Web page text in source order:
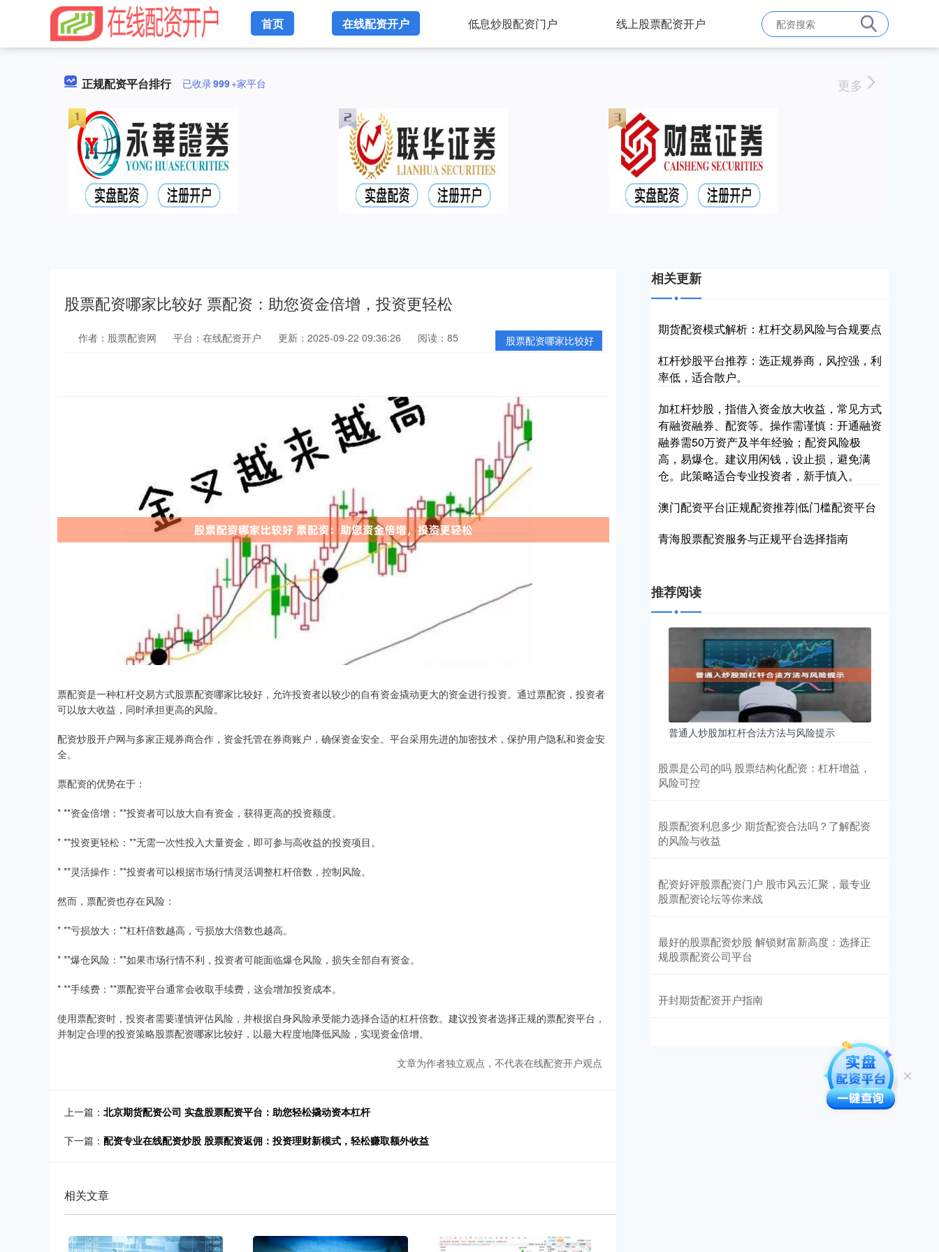
首页 在线配资开户 低息炒股配资门户 线上股票配资开户
正规配资平台排行 已收录999+家平台 更多
股票配资哪家比较好 票配资：助您资金倍增，投资更轻松
股票配资哪家比较好
作者：股票配资网 平台：在线配资开户 更新：2025-09-22 09:36:26 阅读：85
票配资是一种杠杆交易方式股票配资哪家比较好，允许投资者以较少的自有资金撬动更大的资金进行投资。通过票配资，投资者
可以放大收益，同时承担更高的风险。
配资炒股开户网与多家正规券商合作，资金托管在券商账户，确保资金安全。平台采用先进的加密技术，保护用户隐私和资金安
全。
票配资的优势在于：
* **资金倍增：**投资者可以放大自有资金，获得更高的投资额度。
* **投资更轻松：**无需一次性投入大量资金，即可参与高收益的投资项目。
* **灵活操作：**投资者可以根据市场行情灵活调整杠杆倍数，控制风险。
然而，票配资也存在风险：
* **亏损放大：**杠杆倍数越高，亏损放大倍数也越高。
* **爆仓风险：**如果市场行情不利，投资者可能面临爆仓风险，损失全部自有资金。
* **手续费：**票配资平台通常会收取手续费，这会增加投资成本。
使用票配资时，投资者需要谨慎评估风险，并根据自身风险承受能力选择合适的杠杆倍数。建议投资者选择正规的票配资平台，
并制定合理的投资策略股票配资哪家比较好，以最大程度地降低风险，实现资金倍增。
文章为作者独立观点，不代表在线配资开户观点
上一篇： 北京期货配资公司 实盘股票配资平台：助您轻松撬动资本杠杆
下一篇： 配资专业在线配资炒股 股票配资返佣：投资理财新模式，轻松赚取额外收益
相关文章
相关更新
期货配资模式解析：杠杆交易风险与合规要点
杠杆炒股平台推荐：选正规券商，风控强，利
率低，适合散户。
加杠杆炒股，指借入资金放大收益，常见方式
有融资融券、配资等。操作需谨慎：开通融资
融券需50万资产及半年经验；配资风险极
高，易爆仓。建议用闲钱，设止损，避免满
仓。此策略适合专业投资者，新手慎入。
澳门配资平台|正规配资推荐|低门槛配资平台
青海股票配资服务与正规平台选择指南
推荐阅读
普通人炒股加杠杆合法方法与风险提示
股票是公司的吗 股票结构化配资：杠杆增益，
风险可控
股票配资利息多少 期货配资合法吗？了解配资
的风险与收益
配资好评股票配资门户 股市风云汇聚，最专业
股票配资论坛等你来战
最好的股票配资炒股 解锁财富新高度：选择正
规股票配资公司平台
开封期货配资开户指南